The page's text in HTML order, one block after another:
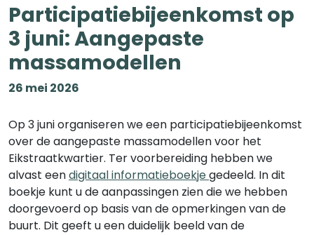
Participatiebijeenkomst op
3 juni: Aangepaste
massamodellen
26 mei 2026
Op 3 juni organiseren we een participatiebijeenkomst
over de aangepaste massamodellen voor het
Eikstraatkwartier. Ter voorbereiding hebben we
alvast eendigitaal informatieboekjegedeeld. In dit
boekje kunt u de aanpassingen zien die we hebben
doorgevoerd op basis van de opmerkingen van de
buurt. Dit geeft u een duidelijk beeld van de